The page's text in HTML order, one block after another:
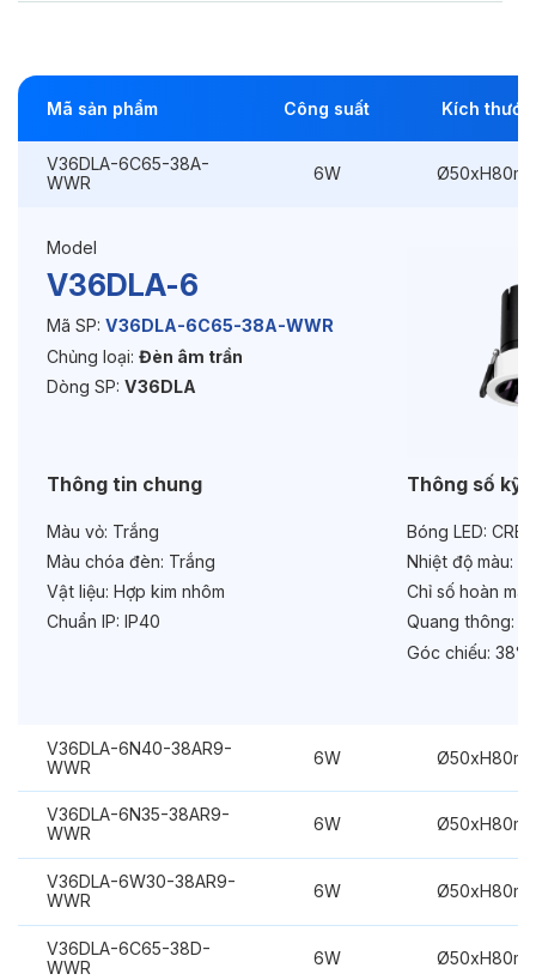
Điều hướng:
Có chỉnh hướng
Kích thướcØ50xH80mm
Điện áp: 220VAC, 50Hz
Độ bền & tùy chọn mở rộng
Chức năng:
Mã sản phẩm Công suất Kích thước
V36DLA-6C65-38A-
WWR
6W
Model
V36DLA-6
Mã SP: V36DLA-6C65-38A-WWR
Chủng loại: Đèn âm trần
Dòng SP: V36DLA
Thông tin chung
Màu vỏ: Trắng
Màu chóa đèn: Trắng
Vật liệu: Hợp kim nhôm
Chuẩn IP: IP40
Thông số kỹ
Bóng LED:
Nhiệt độ màu:
Chỉ số hoàn
Quang thông:
Góc chiếu: 38°
V36DLA-6N40-38AR9-
WWR
6W
V36DLA-6N35-38AR9-
WWR
6W
V36DLA-6W30-38AR9-
WWR
6W
V36DLA-6C65-38D-
WWR
6W